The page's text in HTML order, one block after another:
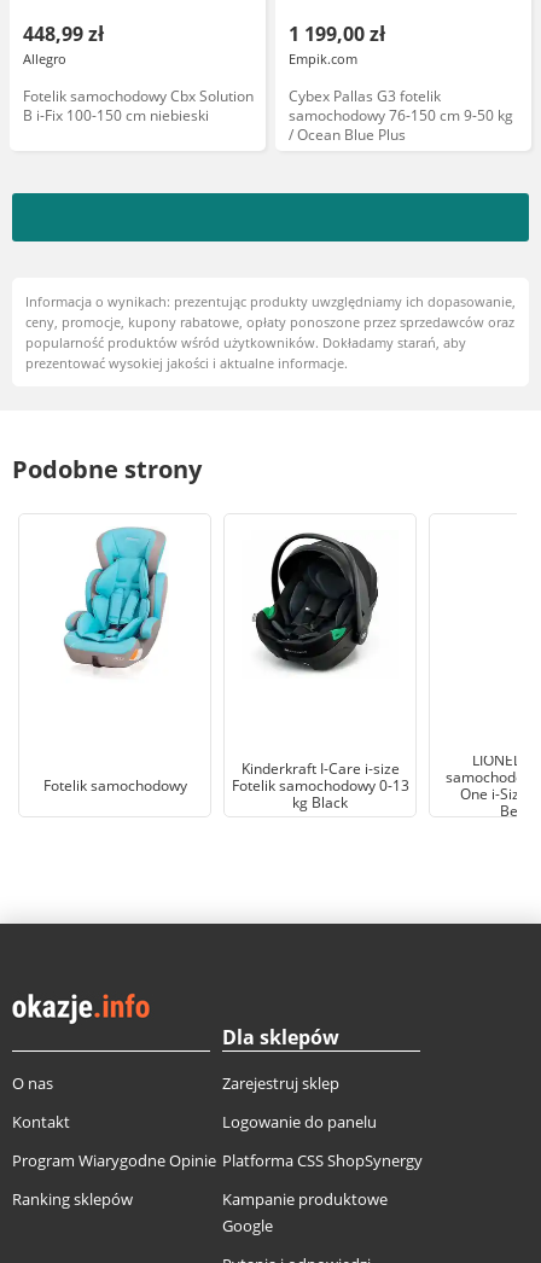
448,99 zł
Allegro
Fotelik samochodowy Cbx Solution
B i-Fix 100-150 cm niebieski
1 199,00 zł
Empik.com
Cybex Pallas G3 fotelik
samochodowy 76-150 cm 9-50 kg
/ Ocean Blue Plus
Informacja o wynikach: prezentując produkty uwzględniamy ich dopasowanie,
ceny, promocje, kupony rabatowe, opłaty ponoszone przez sprzedawców oraz
popularność produktów wśród użytkowników. Dokładamy starań, aby
prezentować wysokiej jakości i aktualne informacje.
Podobne strony
Fotelik samochodowy
Kinderkraft I-Care i-size
Fotelik samochodowy 0-13
kg Black
LIONELO
One i-Size
O nas
Kontakt
Program Wiarygodne Opinie
Ranking sklepów
Dla sklepów
Zarejestruj sklep
Logowanie do panelu
Platforma CSS ShopSynergy
Kampanie produktowe
Google